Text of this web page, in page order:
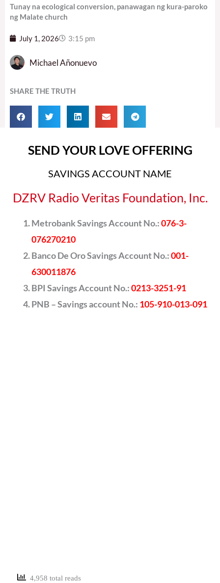
Tunay na ecological conversion, panawagan ng kura-paroko
ng Malate church
July 1, 2026 3:15 pm
Michael Añonuevo
SHARE THE TRUTH
SEND YOUR LOVE OFFERING
SAVINGS ACCOUNT NAME
DZRV Radio Veritas Foundation, Inc.
Metrobank Savings Account No.:076-3-
076270210
Banco De Oro Savings Account No.:001-
630011876
BPI Savings Account No.:0213-3251-91
PNB – Savings account No.: 105-910-013-091
4,958 total reads